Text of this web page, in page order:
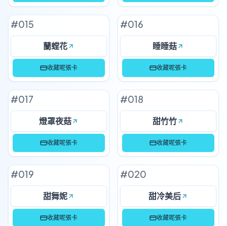
#015
蘭螳花
收藏呢張卡
#016
睡睡菇
收藏呢張卡
#017
燈罩夜菇
收藏呢張卡
#018
甜竹竹
收藏呢張卡
#019
甜舞妮
收藏呢張卡
#020
甜冷美后
收藏呢張卡